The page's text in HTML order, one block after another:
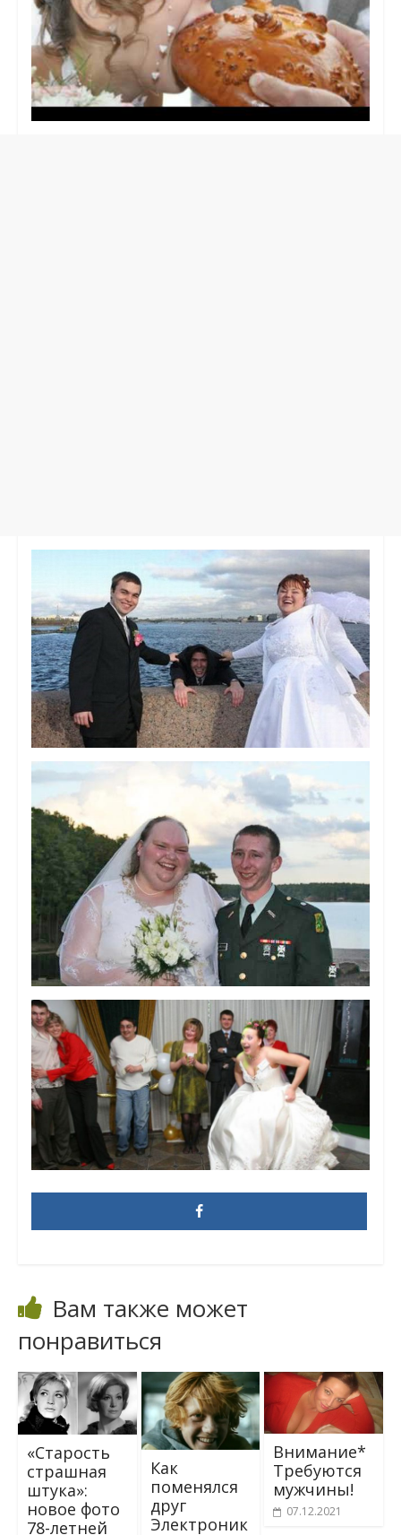
Вам также может
понравиться
«Старость
страшная
штука»:
новое фото
78-летней
Как
поменялся
друг
Электроник
Внимание*
Требуются
мужчины!
07.12.2021